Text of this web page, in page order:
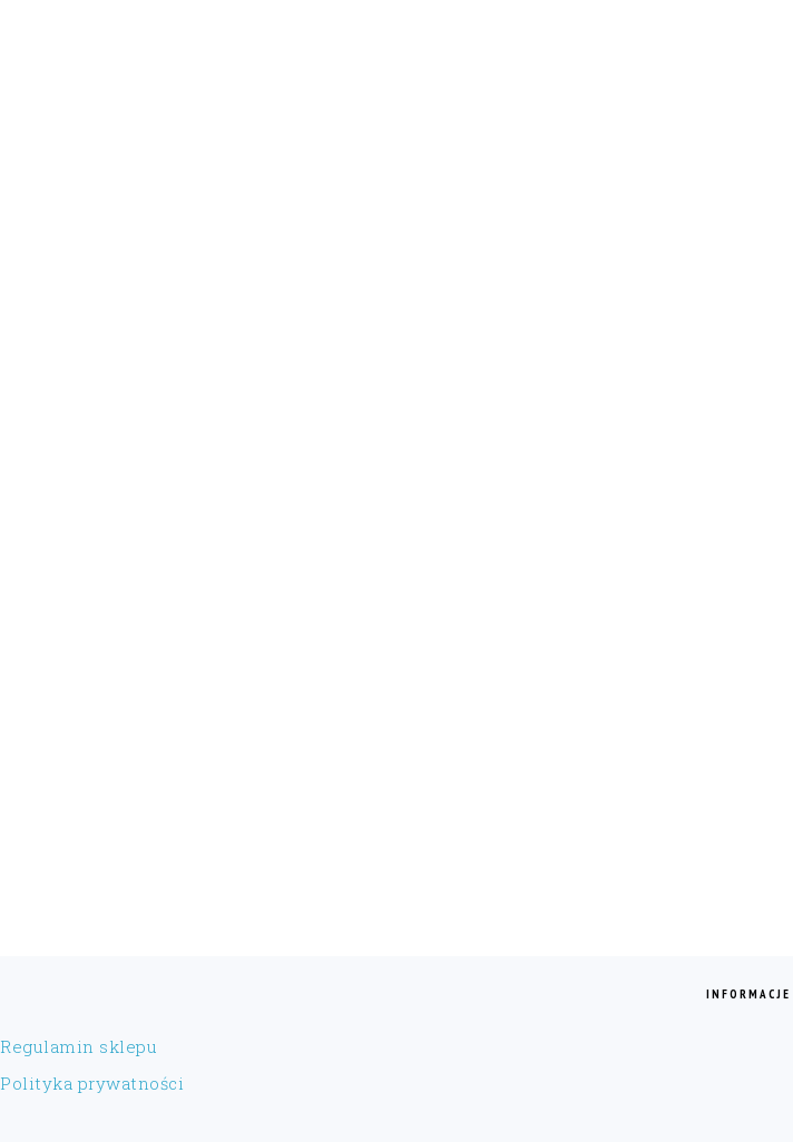
INFORMACJE
Regulamin sklepu
Polityka prywatności